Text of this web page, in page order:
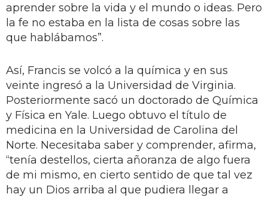
aprender sobre la vida y el mundo o ideas. Pero
la fe no estaba en la lista de cosas sobre las
que hablábamos”.
Así, Francis se volcó a la química y en sus
veinte ingresó a la Universidad de Virginia.
Posteriormente sacó un doctorado de Química
y Física en Yale. Luego obtuvo el título de
medicina en la Universidad de Carolina del
Norte. Necesitaba saber y comprender, afirma,
“tenía destellos, cierta añoranza de algo fuera
de mi mismo, en cierto sentido de que tal vez
hay un Dios arriba al que pudiera llegar a